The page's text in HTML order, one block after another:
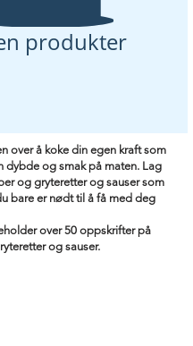
produkter
over å koke din egen kraft som
dybde og smak på maten. Lag
og gryteretter og sauser som
bare er nødt til å få med deg
over 50 oppskrifter på
og sauser.